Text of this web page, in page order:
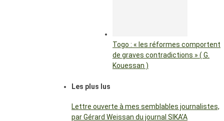
Togo : « les réformes comportent
de graves contradictions » ( G.
Kouessan )
Les plus lus
Lettre ouverte à mes semblables journalistes,
par Gérard Weissan du journal SIKA’A